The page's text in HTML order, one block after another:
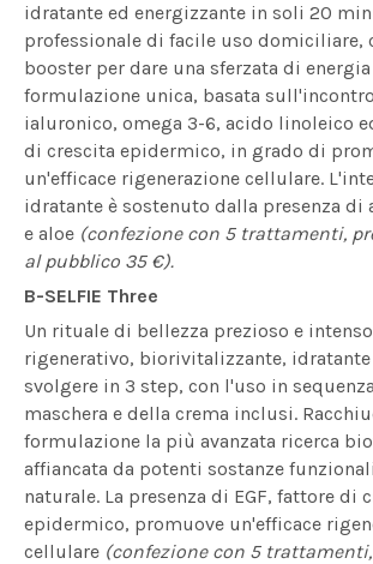
idratante ed energizzante in soli 20
professionale di facile uso domiciliare,
booster per dare una sferzata di
formulazione unica, basata
ialuronico, omega 3-6, acido linoleico
di crescita epidermico, in grado di
un'efficace rigenerazione cellulare.
idratante è sostenuto dalla presenza di
e aloe (confezione con 5 trattamenti,
al pubblico 35 €).
B-SELFIE Three
Un rituale di bellezza prezioso e
rigenerativo, biorivitalizzante, idratante
svolgere in 3 step, con l'uso in
maschera e della crema inclusi.
formulazione la più avanzata ricerca
affiancata da potenti sostanze
naturale. La presenza di EGF, fattore di
epidermico, promuove un'efficace
cellulare (confezione con 5